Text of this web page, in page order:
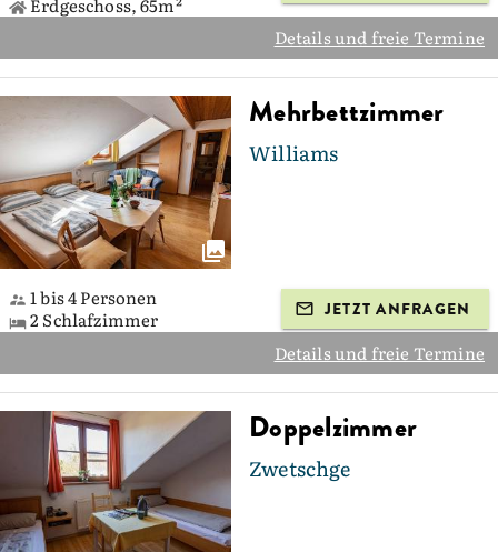
Details und freie Termine
Mehrbettzimmer
Williams
1 bis 4 Personen
2 Schlafzimmer
JETZT ANFRAGEN
Details und freie Termine
Doppelzimmer
Zwetschge